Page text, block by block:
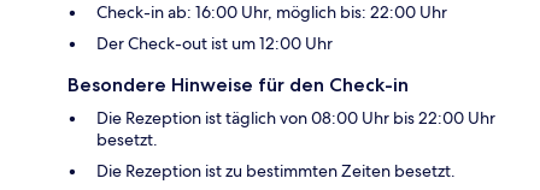
Check-in ab: 16:00 Uhr, möglich bis: 22:00 Uhr
Der Check-out ist um 12:00 Uhr
Besondere Hinweise für den Check-in
Die Rezeption ist täglich von 08:00 Uhr bis 22:00 Uhr
besetzt.
Die Rezeption ist zu bestimmten Zeiten besetzt.